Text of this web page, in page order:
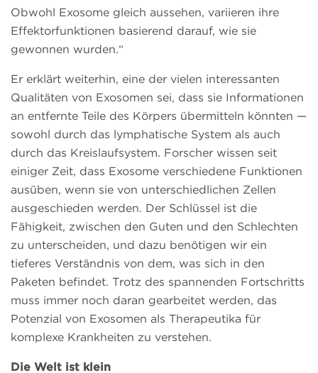
Obwohl Exosome gleich aussehen, variieren ihre
Effektorfunktionen basierend darauf, wie sie
gewonnen wurden.“
Er erklärt weiterhin, eine der vielen interessanten
Qualitäten von Exosomen sei, dass sie Informationen
an entfernte Teile des Körpers übermitteln könnten —
sowohl durch das lymphatische System als auch
durch das Kreislaufsystem. Forscher wissen seit
einiger Zeit, dass Exosome verschiedene Funktionen
ausüben, wenn sie von unterschiedlichen Zellen
ausgeschieden werden. Der Schlüssel ist die
Fähigkeit, zwischen den Guten und den Schlechten
zu unterscheiden, und dazu benötigen wir ein
tieferes Verständnis von dem, was sich in den
Paketen befindet. Trotz des spannenden Fortschritts
muss immer noch daran gearbeitet werden, das
Potenzial von Exosomen als Therapeutika für
komplexe Krankheiten zu verstehen.
Die Welt ist klein